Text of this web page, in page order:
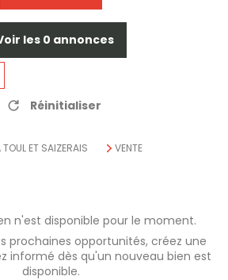
les 0 annonces
Réinitialiser
ET SAIZERAIS
VENTE
n'est disponible pour le moment.
prochaines opportunités, créez une
informé dès qu'un nouveau bien est
disponible.